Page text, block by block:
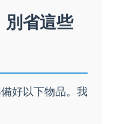
別省這些
好以下物品。我